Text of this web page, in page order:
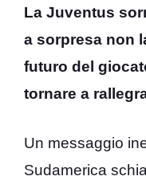
La Juventus
a sorpresa non
futuro del
tornare a
Un messaggio
Sudamerica